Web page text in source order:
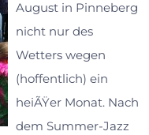
August in Pinneberg
nicht nur des
Wetters wegen
(hoffentlich) ein
heiÃŸer Monat. Nach
dem Summer-Jazz